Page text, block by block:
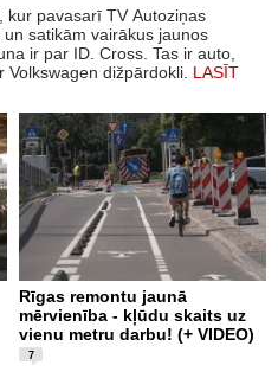
kur pavasarī TV Autoziņas
satikām vairākus jaunos
ir par ID. Cross. Tas ir auto,
dižpārdokli. LASĪT
Rīgas remontu jaunā
mērvienība - kļūdu skaits uz
vienu metru darbu! (+ VIDEO)
7